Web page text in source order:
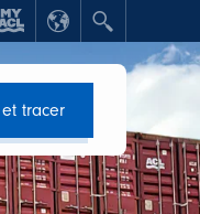
tracer